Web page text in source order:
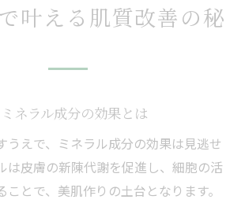
善とミネラル摂取のベストバランス
実践できる美肌ケアのコツ
ル美容で叶える透明感のある肌へ
める肌質改善ケア体験
善サロンの選び方と実際の流れ
叶える肌質改善の秘
ネラル成分の効果とは
うえで、ミネラル成分の効果は見逃せ
は皮膚の新陳代謝を促進し、細胞の活
とで、美肌作りの土台となります。